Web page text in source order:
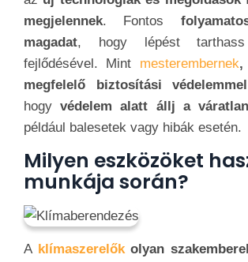
megjelennek. Fontos
magadat, hogy lépést
fejlődésével. Mint mesterembernek,
megfelelő biztosítási
hogyvédelem alatt állj a
például balesetek vagy hibák esetén.
Milyen eszközöket
munkája során?
A klímaszerelőkolyan